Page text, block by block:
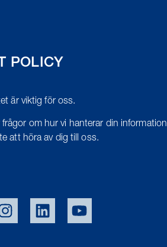
POLICY
är viktig för oss.
om hur vi hanterar din information
att höra av dig till oss.